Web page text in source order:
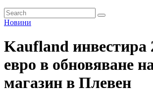
Новини
Kaufland инвестира
евро в обновяване
магазин в Плевен